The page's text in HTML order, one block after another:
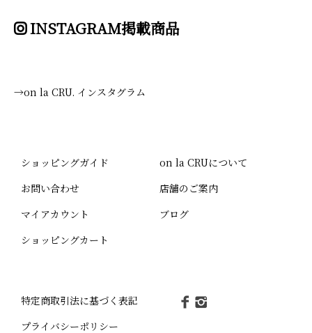
INSTAGRAM掲載商品
→on la CRU. インスタグラム
ショッピングガイド
お問い合わせ
マイアカウント
ショッピングカート
on la CRUについて
店舗のご案内
ブログ
特定商取引法に基づく表記
プライバシーポリシー